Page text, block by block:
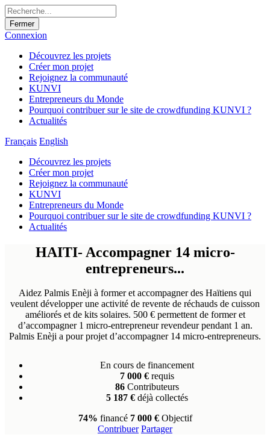
Fermer
Connexion
Découvrez les projets
Créer mon projet
Rejoignez la communauté
KUNVI
Entrepreneurs du Monde
Pourquoi contribuer sur le site de crowdfunding KUNVI ?
Actualités
Français English
Découvrez les projets
Créer mon projet
Rejoignez la communauté
KUNVI
Entrepreneurs du Monde
Pourquoi contribuer sur le site de crowdfunding KUNVI ?
Actualités
HAITI- Accompagner 14 micro-
entrepreneurs...
Aidez Palmis Enèji à former et accompagner des Haïtiens qui
veulent développer une activité de revente de réchauds de cuisson
améliorés et de kits solaires. 500 € permettent de former et
d’accompagner 1 micro-entrepreneur revendeur pendant 1 an.
Palmis Enèji a pour projet d’accompagner 14 micro-entrepreneurs.
En cours de financement
7 000 € requis
86 Contributeurs
5 187 € déjà collectés
74% financé 7 000 €Objectif
Contribuer Partager